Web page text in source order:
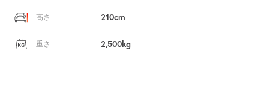
高さ 210cm
重さ 2,500kg